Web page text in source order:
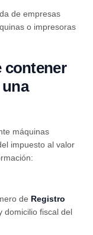
de empresas
o impresoras
contener
máquinas
impuesto al valor
de Registro
domicilio fiscal del